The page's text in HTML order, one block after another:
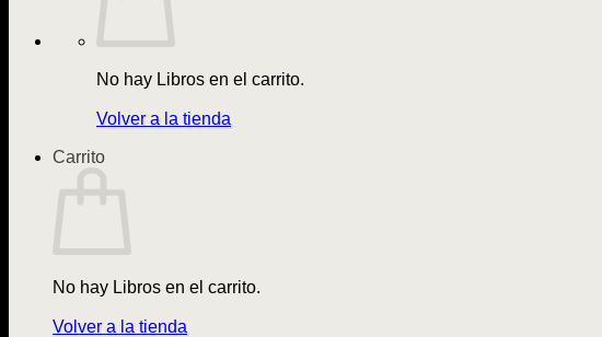
No hay Libros en el carrito.
Volver a la tienda
Carrito
No hay Libros en el carrito.
Volver a la tienda